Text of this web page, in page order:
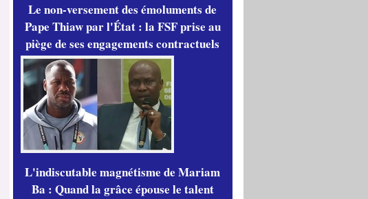
Le non-versement des émoluments de
Pape Thiaw par l'État : la FSF prise au
piège de ses engagements contractuels
L'indiscutable magnétisme de Mariam
Ba : Quand la grâce épouse le talent